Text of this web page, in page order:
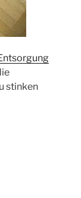
stinken